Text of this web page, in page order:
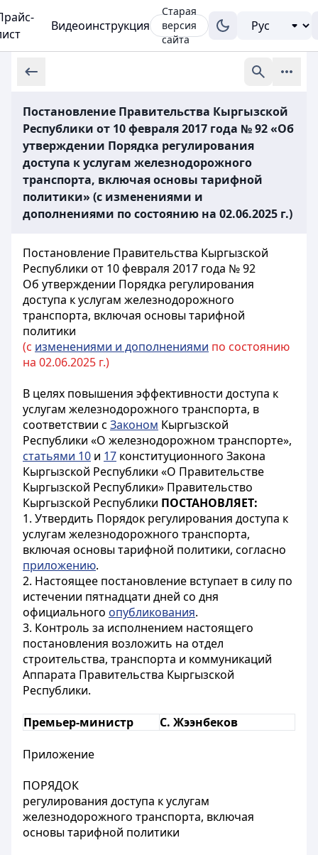
Видеоинструкция
Старая
версия
сайта
Постановление Правительства Кыргызской
Республики от 10 февраля 2017 года № 92 «Об
утверждении Порядка регулирования
доступа к услугам железнодорожного
транспорта, включая основы тарифной
политики» (с изменениями и
дополнениями по состоянию на 02.06.2025 г.)
Постановление Правительства Кыргызской
Республики от 10 февраля 2017 года № 92
Об утверждении Порядка регулирования
доступа к услугам железнодорожного
транспорта, включая основы тарифной
политики
(с изменениями и дополнениями по состоянию
на 02.06.2025 г.)
В целях повышения эффективности доступа к
услугам железнодорожного транспорта, в
соответствии с Законом Кыргызской
Республики «О железнодорожном транспорте»,
статьями 10 и 17 конституционного Закона
Кыргызской Республики «О Правительстве
Кыргызской Республики» Правительство
Кыргызской Республики ПОСТАНОВЛЯЕТ:
1. Утвердить Порядок регулирования доступа к
услугам железнодорожного транспорта,
включая основы тарифной политики, согласно
приложению.
2. Настоящее постановление вступает в силу по
истечении пятнадцати дней со дня
официального опубликования.
3. Контроль за исполнением настоящего
постановления возложить на отдел
строительства, транспорта и коммуникаций
Аппарата Правительства Кыргызской
Республики.
Премьер-министр С. Жээнбеков
Приложение
ПОРЯДОК
регулирования доступа к услугам
железнодорожного транспорта, включая
основы тарифной политики